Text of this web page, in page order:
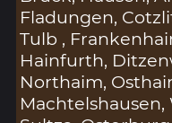
Fladungen,
Tulb ,
Hainfurth,
Northaim,